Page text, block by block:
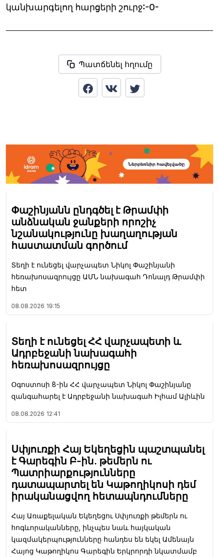
կանխարգելող հարցերի շուրջ:-0-
Պատճենել հղումը
Փաշինյանն ընդգծել է Թրամփի
անձնական ջանքերի որոշիչ
նշանակությունը խաղաղության
հաստատման գործում
Տեղի է ունեցել վարչապետ Նիկոլ Փաշինյանի
հեռախոսազրույցը ԱՄՆ նախագահ Դոնալդ Թրամփի
հետ
08.08.2026 19:15
Տեղի է ունեցել ՀՀ վարչապետի և
Ադրբեջանի նախագահի
հեռախոսազրույցը
Օգոստոսի 8-ին ՀՀ վարչապետ Նիկոլ Փաշինյանը
զանգահարել է Ադրբեջանի նախագահ Իլհամ Ալիևին
08.08.2026 12:41
Սփյուռքի Հայ Եկեղեցին պաշտպանել
է Գարեգին Բ-ին. թեմերն ու
Պատրիարքությունները
դատապարտել են Կաթողիկոսի դեմ
իրականացվող հետապնդումները
Հայ Առաքելական Եկեղեցու Սփյուռքի թեմերն ու
հոգևորականները, ինչպես նաև հայկական
կազմակերպությունները հանդես են եկել Ամենայն
Հայոց Կաթողիկոս Գարեգին Երկրորդի նկատմամբ